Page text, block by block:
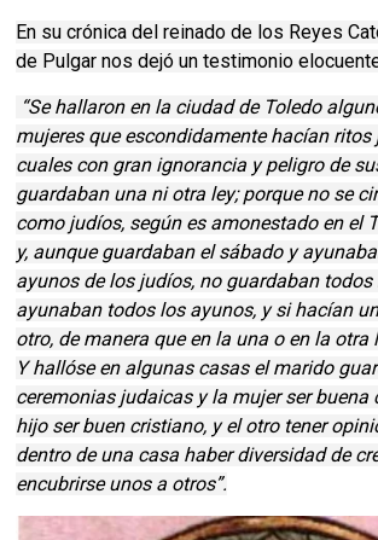
En su crónica del reinado de los Reyes
de Pulgar nos dejó un testimonio
“Se hallaron en la ciudad de Toledo
mujeres que escondidamente hacían ritos
cuales con gran ignorancia y peligro de
guardaban una ni otra ley; porque no se
como judíos, según es amonestado en el
y, aunque guardaban el sábado y
ayunos de los judíos, no guardaban
ayunaban todos los ayunos, y si hacían
otro, de manera que en la una o en la otra
Y hallóse en algunas casas el marido
ceremonias judaicas y la mujer ser buena
hijo ser buen cristiano, y el otro tener
dentro de una casa haber diversidad de
encubrirse unos a otros”.